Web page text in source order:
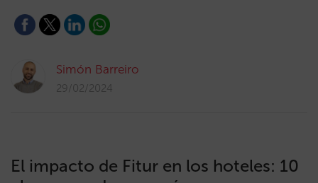
Simón Barreiro
29/02/2024
El impacto de Fitur en los hoteles: 10